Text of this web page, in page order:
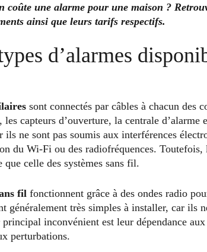
coûte une alarme pour une maison ?
ainsi que leurs tarifs respectifs.
d’alarmes
sont connectés par câbles à chacun des
capteurs d’ouverture, la centrale d’alarme
ne sont pas soumis aux interférences
du Wi-Fi ou des radiofréquences.
celle des systèmes sans fil.
fil fonctionnent grâce à des ondes radio
généralement très simples à installer, car ils
inconvénient est leur dépendance
perturbations.